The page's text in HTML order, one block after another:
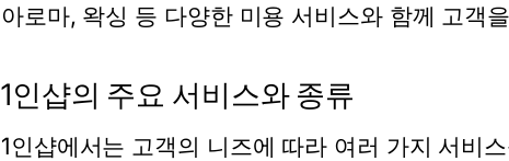
아로마, 왁싱 등 다양한 미용 서비스와 함께 고객
1인샵의 주요 서비스와 종류
1인샵에서는 고객의 니즈에 따라 여러 가지 서비